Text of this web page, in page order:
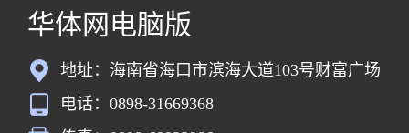
华体网电脑版
地址：海南省海口市滨海大道103号财富广场
电话：0898-31669368